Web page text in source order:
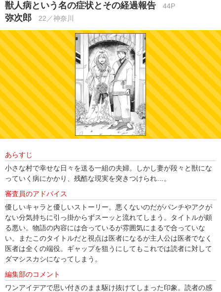
獣人病という名の症状とその経過報告 44P
弥次郎 22／神奈川
あらすじ
小さな村で幸せな日々を送る一組の夫婦。しかし妻が段々と獣にな
っていく病にかかり、残酷な現実を突きつけられ…。
審査員のアドバイス
優しいキャラと優しいストーリー。悪くないのだがパンチやアクが
ない分気持ちに引っ掛からずスーッと流れてしまう。タイトルが頗
る悪い。物語の内容には合っているが雰囲気にまるで合っていな
い。またこのタイトルだと視点は医者になるが主人公は医者でなく
医者は全くの端役。ギャップを狙うにしてもこれでは読者に対して
ダマシスカシになってしまう。
編集部のコメント
ワンアイデアで思い付きのまま駆け抜けてしまった印象。読者の感